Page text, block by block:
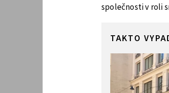
společnosti v roli
TAKTO